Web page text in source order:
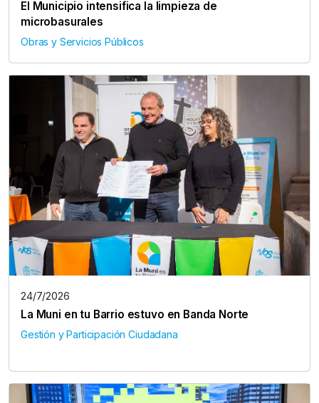
El Municipio intensifica la limpieza de
microbasurales
Obras y Servicios Públicos
24/7/2026
La Muni en tu Barrio estuvo en Banda Norte
Gestión y Participación Ciudadana